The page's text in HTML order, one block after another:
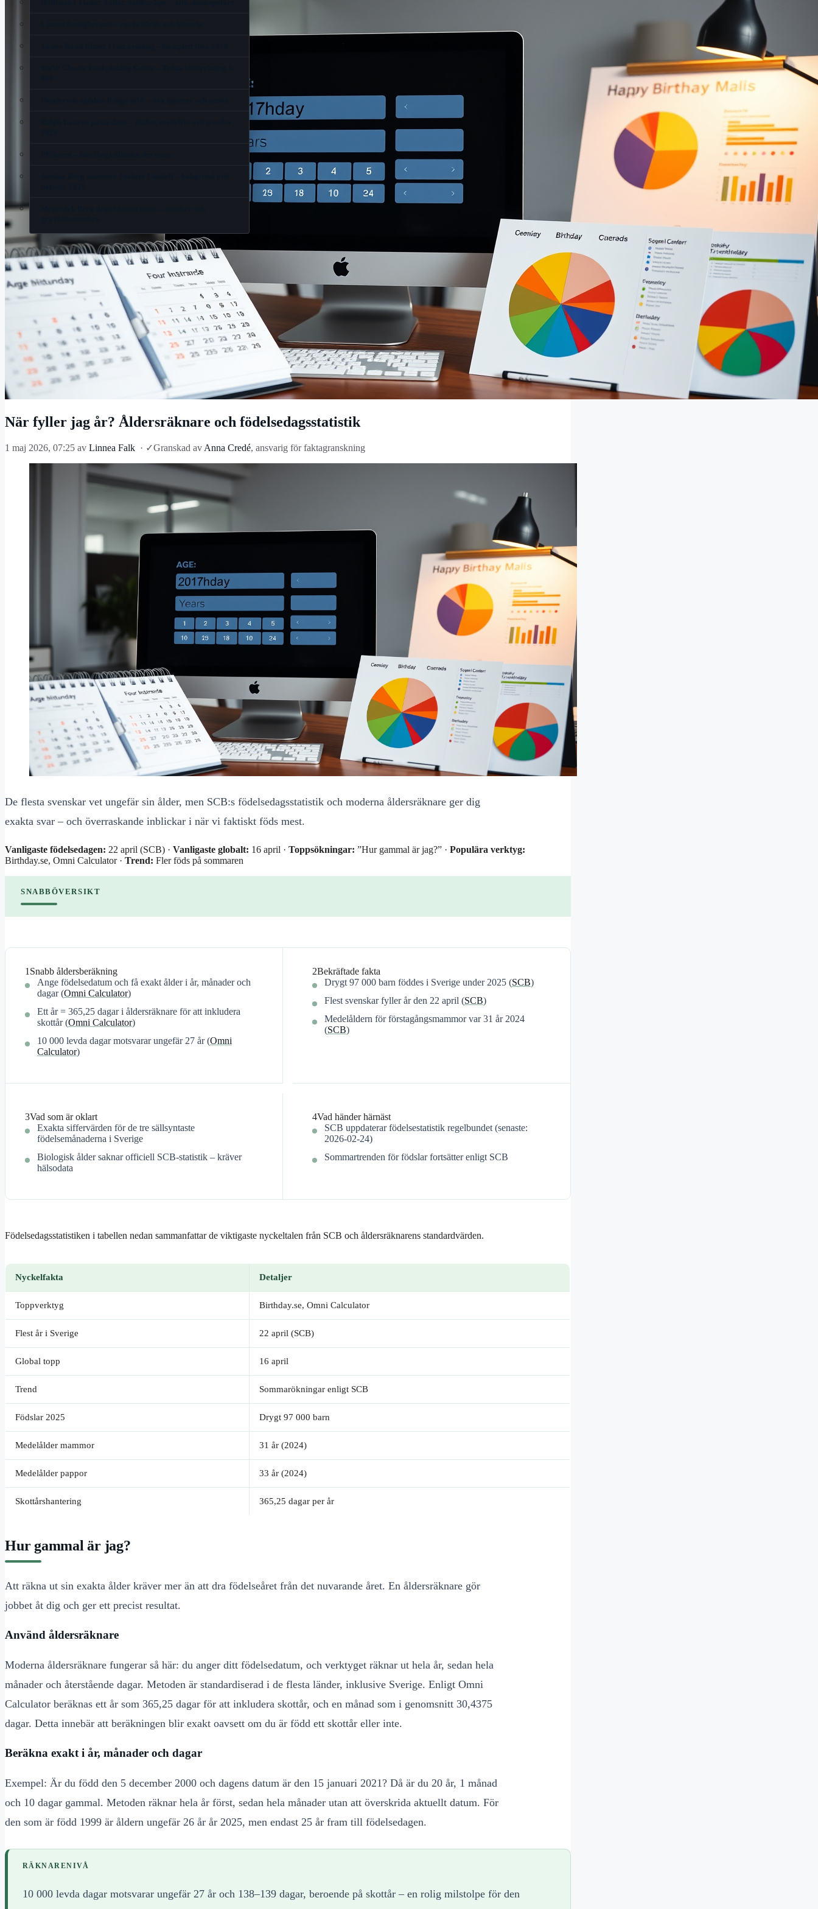
När fyller jag år? Åldersräknare och födelsedagsstatistik
1 maj 2026, 07:25 av Linnea Falk · ✓Granskad avAnna Credé, ansvarig för faktagranskning
De flesta svenskar vet ungefär sin ålder, men SCB:s födelsedagsstatistik och moderna åldersräknare ger dig
exakta svar – och överraskande inblickar i när vi faktiskt föds mest.
Vanligaste födelsedagen: 22 april (SCB) · Vanligaste globalt: 16 april · Toppsökningar: ”Hur gammal är jag?” · Populära verktyg:
Birthday.se, Omni Calculator · Trend: Fler föds på sommaren
SNABBÖVERSIKT
1Snabb åldersberäkning
Ange födelsedatum och få exakt ålder i år, månader och
dagar (Omni Calculator)
Ett år = 365,25 dagar i åldersräknare för att inkludera
skottår (Omni Calculator)
10 000 levda dagar motsvarar ungefär 27 år (Omni
Calculator)
2Bekräftade fakta
Drygt 97 000 barn föddes i Sverige under 2025 (SCB)
Flest svenskar fyller år den 22 april (SCB)
Medelåldern för förstagångsmammor var 31 år 2024
(SCB)
3Vad som är oklart
Exakta siffervärden för de tre sällsyntaste
födelsemånaderna i Sverige
Biologisk ålder saknar officiell SCB-statistik – kräver
hälsodata
4Vad händer härnäst
SCB uppdaterar födelsestatistik regelbundet (senaste:
2026-02-24)
Sommartrenden för födslar fortsätter enligt SCB
Födelsedagsstatistiken i tabellen nedan sammanfattar de viktigaste nyckeltalen från SCB och åldersräknarens standardvärden.
Nyckelfakta Detaljer
Toppverktyg Birthday.se, Omni Calculator
Flest år i Sverige 22 april (SCB)
Global topp 16 april
Trend Sommarökningar enligt SCB
Födslar 2025 Drygt 97 000 barn
Medelålder mammor 31 år (2024)
Medelålder pappor 33 år (2024)
Skottårshantering 365,25 dagar per år
Hur gammal är jag?
Att räkna ut sin exakta ålder kräver mer än att dra födelseåret från det nuvarande året. En åldersräknare gör
jobbet åt dig och ger ett precist resultat.
Använd åldersräknare
Moderna åldersräknare fungerar så här: du anger ditt födelsedatum, och verktyget räknar ut hela år, sedan hela
månader och återstående dagar. Metoden är standardiserad i de flesta länder, inklusive Sverige. Enligt Omni
Calculator beräknas ett år som 365,25 dagar för att inkludera skottår, och en månad som i genomsnitt 30,4375
dagar. Detta innebär att beräkningen blir exakt oavsett om du är född ett skottår eller inte.
Beräkna exakt i år, månader och dagar
Exempel: Är du född den 5 december 2000 och dagens datum är den 15 januari 2021? Då är du 20 år, 1 månad
och 10 dagar gammal. Metoden räknar hela år först, sedan hela månader utan att överskrida aktuellt datum. För
den som är född 1999 är åldern ungefär 26 år år 2025, men endast 25 år fram till födelsedagen.
RÄKNARENIVÅ
10 000 levda dagar motsvarar ungefär 27 år och 138–139 dagar, beroende på skottår – en rolig milstolpe för den